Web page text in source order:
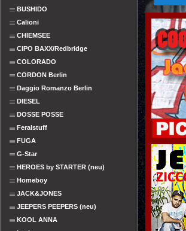
BUSHIDO
Calioni
CHIEMSEE
CIPO BAXX/Redbridge
COLORADO
CORDON Berlin
Daggio Romanzo Berlin
DIESEL
DOSSE POSSE
Feralstuff
FUGA
G-Star
HEROES by STARTER (neu)
Homeboy
JACK&JONES
JEEPERS PEEPERS (neu)
KOOL ANNA